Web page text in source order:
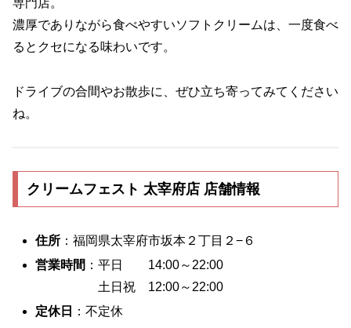
濃厚でありながら食べやすいソフトクリームは、一度食べ
るとクセになる味わいです。
ドライブの合間やお散歩に、ぜひ立ち寄ってみてください
ね。
クリームフェスト 太宰府店 店舗情報
住所 ：福岡県太宰府市坂本２丁目２−６
営業時間 ：平日 14:00～22:00
土日祝 12:00～22:00
定休日
：不定休